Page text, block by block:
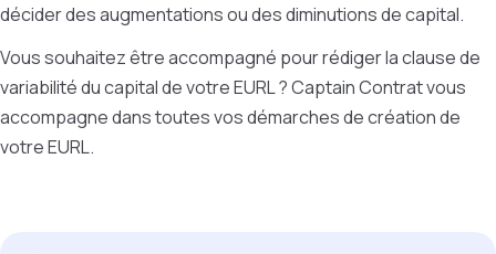
décider des augmentations ou des diminutions de capital.
Vous souhaitez être accompagné pour rédiger la clause de
variabilité du capital de votre EURL ? Captain Contrat vous
accompagne dans toutes vos démarches de création de
votre EURL.